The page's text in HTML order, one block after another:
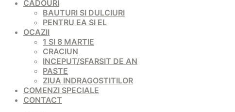
CADOURI
BAUTURI SI DULCIURI
PENTRU EA SI EL
OCAZII
1 SI 8 MARTIE
CRACIUN
INCEPUT/SFARSIT DE AN
PASTE
ZIUA INDRAGOSTITILOR
COMENZI SPECIALE
CONTACT